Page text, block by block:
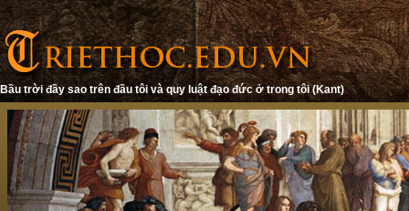
Bầu trời đầy sao trên đầu tôi và quy luật đạo đức ở trong tôi (Kant)